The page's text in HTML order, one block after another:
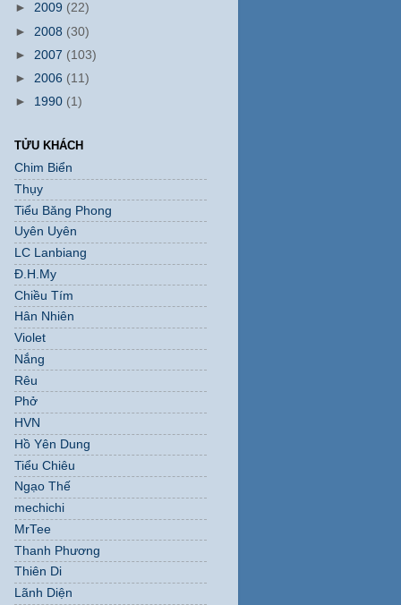
► 2009 (22)
► 2008 (30)
► 2007 (103)
► 2006 (11)
► 1990 (1)
TỬU KHÁCH
Chim Biển
Thụy
Tiểu Băng Phong
Uyên Uyên
LC Lanbiang
Đ.H.My
Chiều Tím
Hân Nhiên
Violet
Nắng
Rêu
Phở
HVN
Hồ Yên Dung
Tiểu Chiêu
Ngạo Thế
mechichi
MrTee
Thanh Phương
Thiên Di
Lãnh Diện